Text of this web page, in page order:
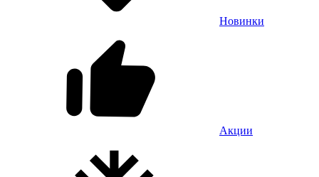
Новинки
Акции